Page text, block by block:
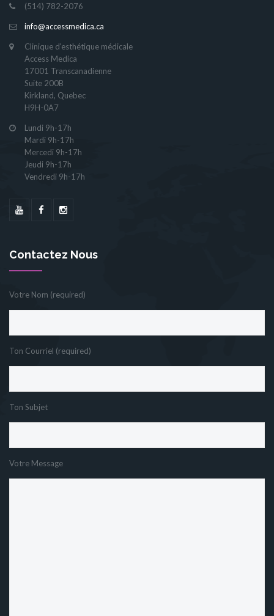
(514) 782-2076
info@accessmedica.ca
Clinique d'esthétique médicale
Access Medica
17001 Transcanadienne
Suite 200B
Kirkland, Quebec
H9H-0A7
Lundi 9h-17h
Mardi 9h-17h
Mercedi 9h-17h
Jeudi 9h-17h
Vendredi 9h-17h
Contactez Nous
Votre Nom (required)
Ton Courriel (required)
Ton Subjet
Votre Message